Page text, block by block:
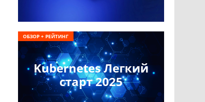
Kubernetes Легкий
старт 2025
ОБЗОР + РЕЙТИНГ